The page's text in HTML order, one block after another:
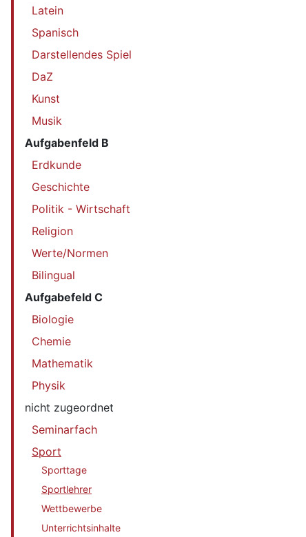
Latein
Spanisch
Darstellendes Spiel
DaZ
Kunst
Musik
Aufgabenfeld B
Erdkunde
Geschichte
Politik - Wirtschaft
Religion
Werte/Normen
Bilingual
Aufgabefeld C
Biologie
Chemie
Mathematik
Physik
nicht zugeordnet
Seminarfach
Sport
Sporttage
Sportlehrer
Wettbewerbe
Unterrichtsinhalte